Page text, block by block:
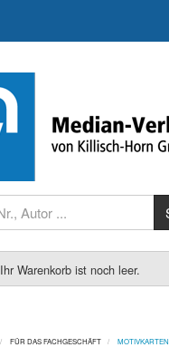
Ihr Warenkorb ist noch leer.
FÜR DAS FACHGESCHÄFT MOTIVKARTEN